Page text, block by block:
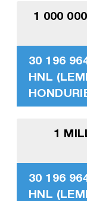
1 000
30 196
HNL
1
30 196
HNL